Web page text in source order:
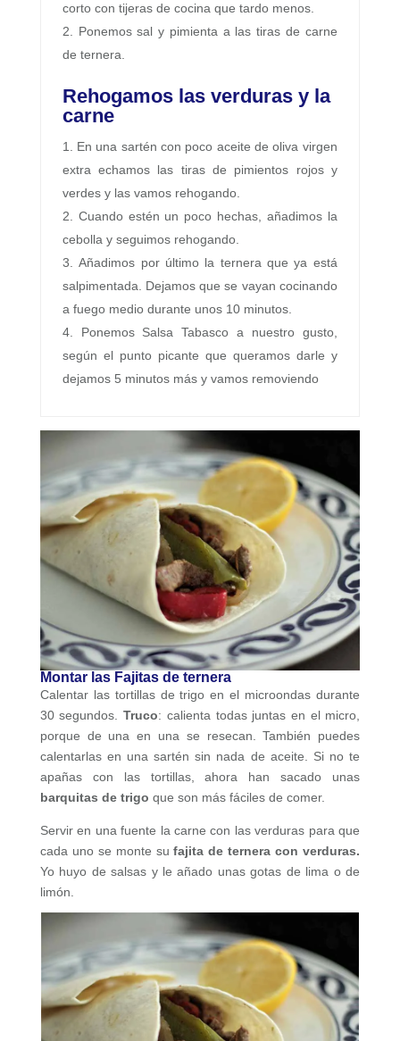
corto con tijeras de cocina que tardo menos.
Ponemos sal y pimienta a las tiras de carne
de ternera.
Rehogamos las verduras y la
carne
En una sartén con poco aceite de oliva virgen
extra echamos las tiras de pimientos rojos y
verdes y las vamos rehogando.
Cuando estén un poco hechas, añadimos la
cebolla y seguimos rehogando.
Añadimos por último la ternera que ya está
salpimentada. Dejamos que se vayan cocinando
a fuego medio durante unos 10 minutos.
Ponemos Salsa Tabasco a nuestro gusto,
según el punto picante que queramos darle y
dejamos 5 minutos más y vamos removiendo
Montar las Fajitas de ternera
Calentar las tortillas de trigo en el microondas durante
30 segundos.Truco: calienta todas juntas en el micro,
porque de una en una se resecan. También puedes
calentarlas en una sartén sin nada de aceite. Si no te
apañas con las tortillas, ahora han sacado unas
barquitas de trigo que son más fáciles de comer.
Servir en una fuente la carne con las verduras para que
cada uno se monte sufajita de ternera con verduras.
Yo huyo de salsas y le añado unas gotas de lima o de
limón.